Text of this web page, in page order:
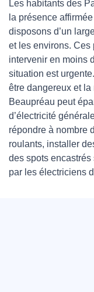
Les habitants des
la présence
disposons d’un
et les environs. Ces
intervenir en moins
situation est
être dangereux et
Beaupréau peut
d’électricité
répondre à nombre
roulants, installer
des spots
par les électriciens